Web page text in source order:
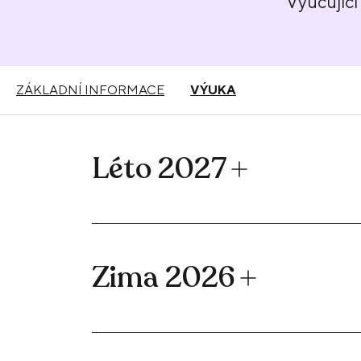
ZÁKLADNÍ INFORMACE VÝUKA
Léto 2027
Zima 2026